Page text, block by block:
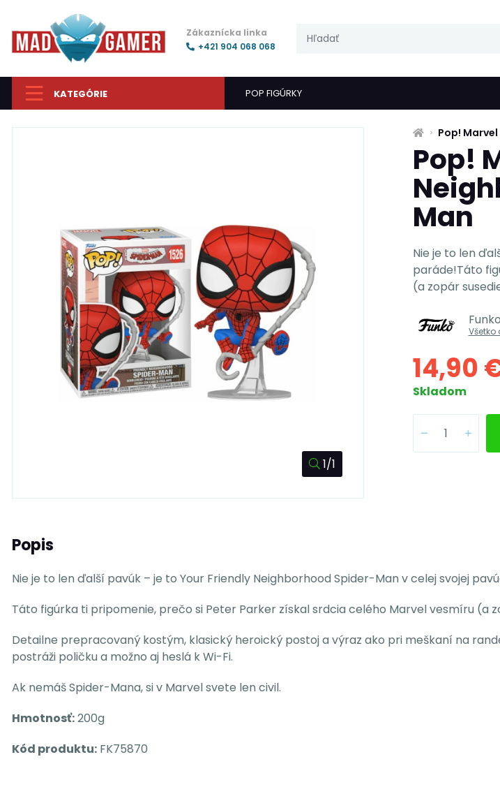
Zákaznícka linka
+421 904 068 068
KATEGÓRIE POP FIGÚRKY
1/1
Pop!
Pop!
Man
Nie je to len
paráde!Táto
(a zopár
Funko
Všetko
14,90
Skladom
Popis
Nie je to len ďalší pavúk – je to Your Friendly Neighborhood Spider-Man v celej svojej
Táto figúrka ti pripomenie, prečo si Peter Parker získal srdcia celého Marvel vesmíru (a
Detailne prepracovaný kostým, klasický heroický postoj a výraz ako pri meškaní na
postráži poličku a možno aj heslá k Wi-Fi.
Ak nemáš Spider-Mana, si v Marvel svete len civil.
Hmotnosť:200g
Kód produktu: FK75870